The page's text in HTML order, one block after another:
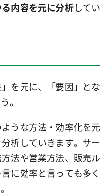
内容を元に分析してい
を元に、「要因」とな
。
うな方法・効率化を元
析していきます。サー
法や営業方法、販売ル
に効率と言っても多く